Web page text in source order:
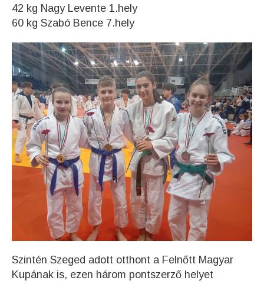
42 kg Nagy Levente 1.hely
60 kg Szabó Bence 7.hely
Szintén Szeged adott otthont a Felnőtt Magyar
Kupának is, ezen három pontszerző helyet